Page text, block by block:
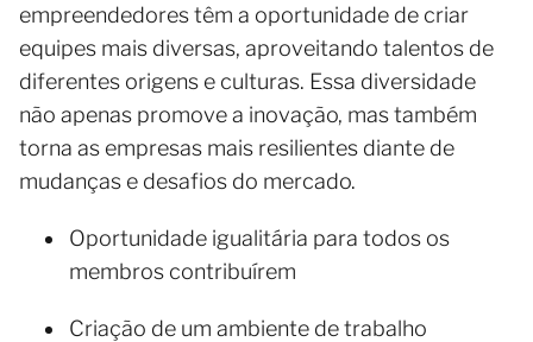
empreendedores têm a oportunidade de criar
equipes mais diversas, aproveitando talentos de
diferentes origens e culturas. Essa diversidade
não apenas promove a inovação, mas também
torna as empresas mais resilientes diante de
mudanças e desafios do mercado.
Oportunidade igualitária para todos os
membros contribuírem
Criação de um ambiente de trabalho